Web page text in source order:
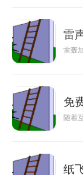
雷
雷轰
免
随着
纸